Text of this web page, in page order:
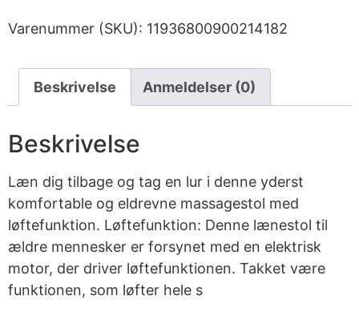
Varenummer (SKU): 11936800900214182
Beskrivelse Anmeldelser (0)
Beskrivelse
Læn dig tilbage og tag en lur i denne yderst
komfortable og eldrevne massagestol med
løftefunktion. Løftefunktion: Denne lænestol til
ældre mennesker er forsynet med en elektrisk
motor, der driver løftefunktionen. Takket være
funktionen, som løfter hele s